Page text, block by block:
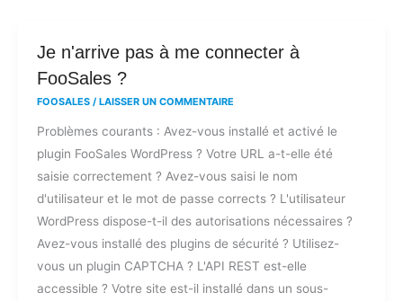
Je n'arrive pas à me connecter à
FooSales ?
FOOSALES / LAISSER UN COMMENTAIRE
Problèmes courants : Avez-vous installé et activé le
plugin FooSales WordPress ? Votre URL a-t-elle été
saisie correctement ? Avez-vous saisi le nom
d'utilisateur et le mot de passe corrects ? L'utilisateur
WordPress dispose-t-il des autorisations nécessaires ?
Avez-vous installé des plugins de sécurité ? Utilisez-
vous un plugin CAPTCHA ? L'API REST est-elle
accessible ? Votre site est-il installé dans un sous-
Je
n'arrive
me
connecter
à
FooSales
?